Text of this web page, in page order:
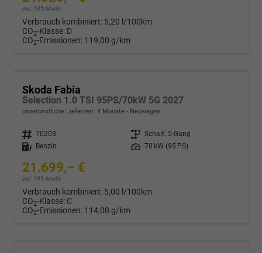
incl. 19% MwSt.
Verbrauch kombiniert: 5,20 l/100km
CO2-Klasse: D
CO2-Emissionen: 119,00 g/km
Skoda Fabia
Selection 1.0 TSI 95PS/70kW 5G 2027
unverbindliche Lieferzeit: 4 Monate Neuwagen
Fahrzeugnr. 70203 Getriebe Schalt. 5-Gang
Kraftstoff
Benzin Leistung 70 kW (95 PS)
21.699,– €
incl. 19% MwSt.
Verbrauch kombiniert: 5,00 l/100km
CO2-Klasse: C
CO2-Emissionen: 114,00 g/km